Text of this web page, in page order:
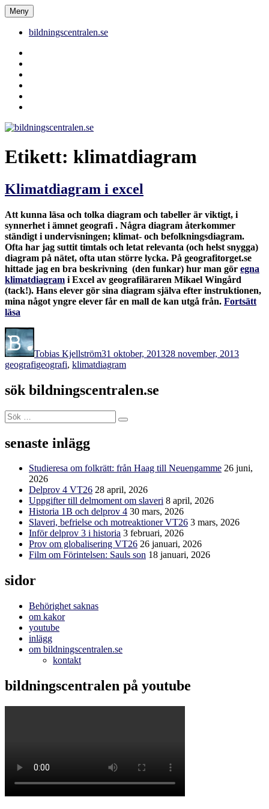
Hoppa
till
innehåll
bildningscentralen.se
Meny
bildningscentralen.se
Etikett: klimatdiagram
Klimatdiagram i excel
Att kunna läsa och tolka diagram och tabeller är viktigt, i
synnerhet i ämnet geografi . Några diagram återkommer
ständigt i undervisningen; klimat- och befolkningsdiagram.
Ofta har jag suttit timtals och letat relevanta (och helst snygga)
diagram på nätet, ofta utan större lycka. På geografitorget.se
hittade jag en bra beskrivning (den funkar) hur man gör egna
klimatdiagram i Excel av geografiläraren Mikael Wingård
(tack!). Hans elever gör sina diagram själva efter instruktionen,
mina något yngre elever får en mall de kan utgå från. Fortsätt
läsa
excel”
Tobias Kjellström31 oktober, 201328 november, 2013
geografiEtiketter
geografi, klimatdiagram
sök bildningscentralen.se
Sök
efter:
Sök
senaste inlägg
Studieresa om folkrätt: från Haag till Neuengamme 26 juni,
2026
Delprov 4 VT26 28 april, 2026
Uppgifter till delmoment om slaveri 8 april, 2026
Historia 1B och delprov 4 30 mars, 2026
Slaveri, befrielse och motreaktioner VT26 3 mars, 2026
Inför delprov 3 i historia 3 februari, 2026
Prov om globalisering VT26 26 januari, 2026
Film om Förintelsen: Sauls son 18 januari, 2026
sidor
Behörighet saknas
om kakor
youtube
inlägg
om bildningscentralen.se
kontakt
bildningscentralen på youtube